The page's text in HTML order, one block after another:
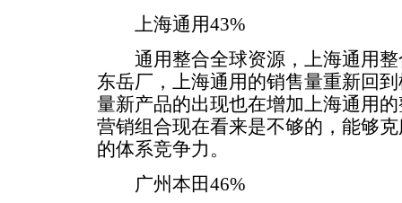
上海通用43%
通用整合全球资源，上海通用整
东岳厂，上海通用的销售量重新回
量新产品的出现也在增加上海通用
营销组合现在看来是不够的，能够
的体系竞争力。
广州本田46%